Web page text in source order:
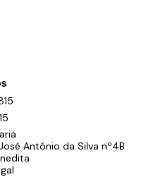
António da Silva nº4B